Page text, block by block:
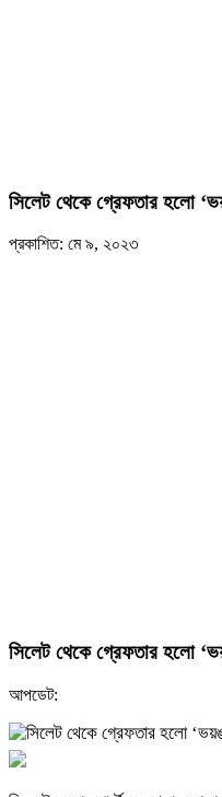
সিলেট থেকে গ্রেফতার হলো
প্রকাশিত: মে ৯, ২০২৩
সিলেট থেকে গ্রেফতার হলো
আপডেট: